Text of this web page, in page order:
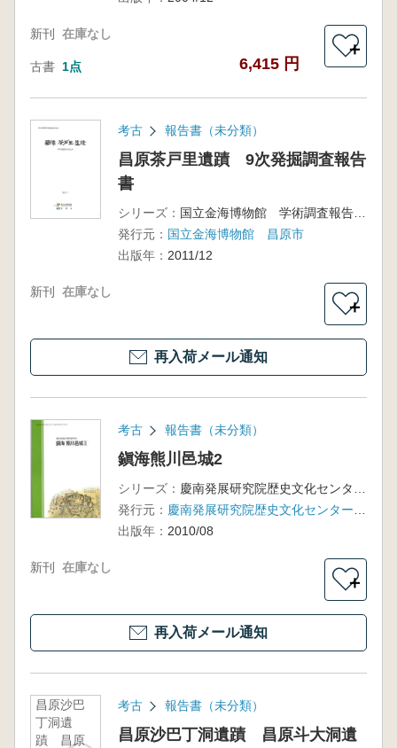
新刊 在庫なし
古書 1点 6,415 円
＋
考古 報告書（未分類）
昌原茶戸里遺蹟 9次発掘調査報告
書
シリーズ：
国立金海博物館 学術調査報告第8冊
発行元： 国立金海博物館 昌原市
出版年： 2011/12
新刊 在庫なし
＋
再入荷メール通知
考古 報告書（未分類）
鎭海熊川邑城2
シリーズ：
発行元：
出版年： 2010/08
新刊 在庫なし
＋
再入荷メール通知
昌原沙巴
丁洞遺
蹟 昌原
考古 報告書（未分類）
昌原沙巴丁洞遺蹟 昌原斗大洞遺